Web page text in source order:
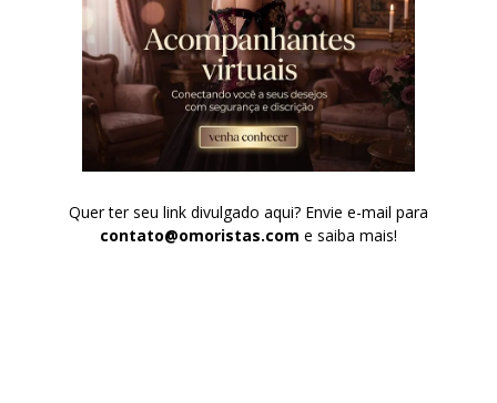
Quer ter seu link divulgado aqui? Envie e-mail para
contato@omoristas.com e saiba mais!